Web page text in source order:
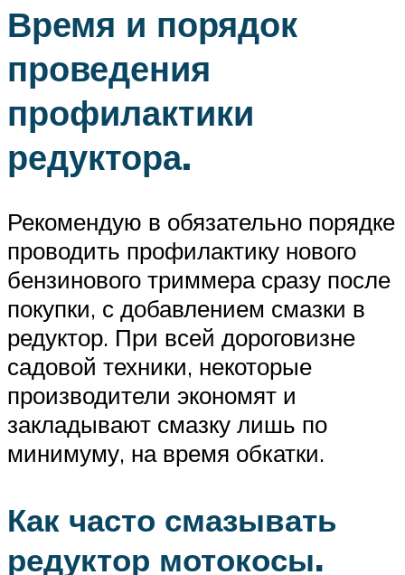
Время и порядок
проведения
профилактики
редуктора.
Рекомендую в обязательно порядке
проводить профилактику нового
бензинового триммера сразу после
покупки, с добавлением смазки в
редуктор. При всей дороговизне
садовой техники, некоторые
производители экономят и
закладывают смазку лишь по
минимуму, на время обкатки.
Как часто смазывать
редуктор мотокосы.